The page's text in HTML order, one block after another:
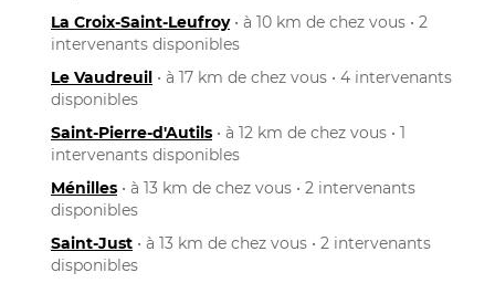
La Croix-Saint-Leufroy• à 10 km de chez vous • 2
intervenants disponibles
Le Vaudreuil • à 17 km de chez vous • 4 intervenants
disponibles
Saint-Pierre-d'Autils • à 12 km de chez vous • 1
intervenants disponibles
Ménilles • à 13 km de chez vous • 2 intervenants
disponibles
Saint-Just • à 13 km de chez vous • 2 intervenants
disponibles